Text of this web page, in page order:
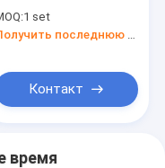
Tank
1 set
Контакт
время